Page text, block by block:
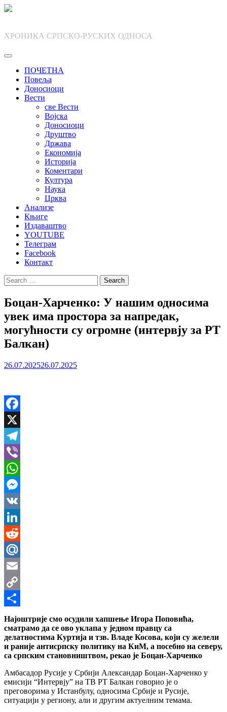
Skip
ХРОНИКА СРПСКО-РУСКИХ ОДНОСА
ПОЧЕТНА
Повеља
Доносиоци
Вести
све Вести
Војска
Доносиоци
Друштво
Држава
Економија
Историја
Коментари
Култура
Наука
Црква
Анализе
Књиге
Издаваштво
YOUTUBE
Телеграм
Facebook
Контакт
Search
for:
Боцан-Харченко: У нашим односима
увек има простора за напредак,
могућности су огромне (интервју за РТ
Балкан)
26.07.202526.07.2025
Facebook
X
Telegram
Viber
WhatsApp
Messenger
VK
LinkedIn
Reddit
Mail.Ru
Email
Copy
Link
Share
Најоштрије смо осудили хапшење Игора Поповића,
сматрамо да се ово уклапа у једном правцу са
делатностима Куртија и тзв. Владе Косова, који су желели
и раније антисрпску политику на КиМ, а посебно на северу,
са српским становништвом, рекао је Боцан-Харченко
Амбасадор Русије у Србији Александар Боцан-Харченко у
емисији “Интервју” на ТВ РТ Балкан говорио је о
преговорима у Истанбулу, односима Србије и Русије,
ситуацији у региону, али и другим актуелним темама.